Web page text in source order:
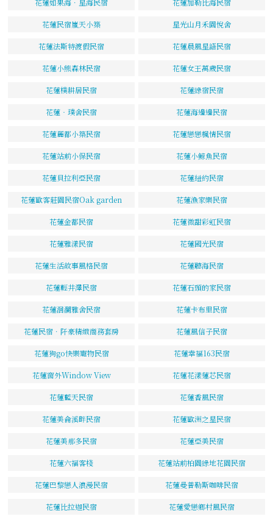
花蓮民宿嵐天小築 星光山月禾園悅舍
花蓮法斯特渡假民宿 花蓮晨風星語民宿
花蓮小熊森林民宿 花蓮女王萬歲民宿
花蓮樸耕居民宿 花蓮綠宿民宿
花蓮‧璞舍民宿 花蓮海邊邊民宿
花蓮麗都小築民宿 花蓮戀戀楓情民宿
花蓮站前小保民宿 花蓮小鯨魚民宿
花蓮貝拉利亞民宿 花蓮紐約民宿
花蓮歐客莊園民宿Oak garden 花蓮漁家樂民宿
花蓮金都民宿 花蓮微甜彩虹民宿
花蓮雅漾民宿 花蓮國光民宿
花蓮生活故事風格民宿 花蓮聽海民宿
花蓮輕井澤民宿 花蓮石頭的家民宿
花蓮洄瀾雅舍民宿 花蓮卡布里民宿
花蓮民宿．阡豪精緻商務套房 花蓮風信子民宿
花蓮狗go快樂寵物民宿 花蓮幸福163民宿
花蓮窗外Window View 花蓮花漾蓮芯民宿
花蓮藍天民宿 花蓮香風民宿
花蓮美侖溪畔民宿 花蓮歐洲之星民宿
花蓮美那多民宿 花蓮亞美民宿
花蓮六福客棧 花蓮站前柏園綠地花園民宿
花蓮巴黎戀人浪漫民宿 花蓮曼普勒斯咖啡民宿
花蓮比拉迦民宿 花蓮愛戀鄉村風民宿